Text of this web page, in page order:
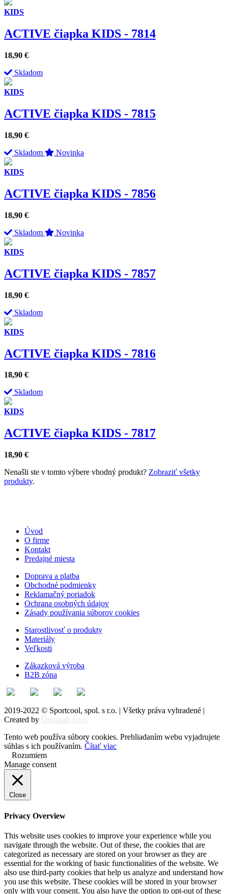
KIDS
ACTIVE čiapka KIDS - 7814
18,90 €
Skladom
KIDS
ACTIVE čiapka KIDS - 7815
18,90 €
Skladom
Novinka
KIDS
ACTIVE čiapka KIDS - 7856
18,90 €
Skladom
Novinka
KIDS
ACTIVE čiapka KIDS - 7857
18,90 €
Skladom
KIDS
ACTIVE čiapka KIDS - 7816
18,90 €
Skladom
KIDS
ACTIVE čiapka KIDS - 7817
18,90 €
Nenašli ste v tomto výbere vhodný produkt? Zobraziť všetky
produkty.
Úvod
O firme
Kontakt
Predajné miesta
Doprava a platba
Obchodné podmienky
Reklamačný poriadok
Ochrana osobných údajov
Zásady používania súborov cookies
Starostlivosť o produkty
Materiály
Veľkosti
Zákazková výroba
B2B zóna
2019-2022 © Sportcool, spol. s r.o. | Všetky práva vyhradené |
Created by Originals s.r.o.
Tento web používa súbory cookies. Prehliadaním webu vyjadrujete
súhlas s ich používaním. Čítať viac
Rozumiem
Manage consent
Close
Privacy Overview
This website uses cookies to improve your experience while you
navigate through the website. Out of these, the cookies that are
categorized as necessary are stored on your browser as they are
essential for the working of basic functionalities of the website. We
also use third-party cookies that help us analyze and understand how
you use this website. These cookies will be stored in your browser
only with your consent. You also have the option to opt-out of these